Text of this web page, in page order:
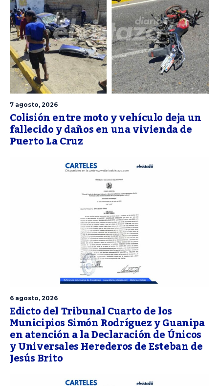
7 agosto, 2026
Colisión entre moto y vehículo deja un
fallecido y daños en una vivienda de
Puerto La Cruz
6 agosto, 2026
Edicto del Tribunal Cuarto de los
Municipios Simón Rodríguez y Guanipa
en atención a la Declaración de Únicos
y Universales Herederos de Esteban de
Jesús Brito